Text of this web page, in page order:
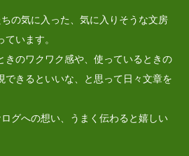
の気に入った、気に入りそうな文房
います。
きのワクワク感や、使っているときの
できるといいな、と思って日々文章を
グへの想い、うまく伝わると嬉しい